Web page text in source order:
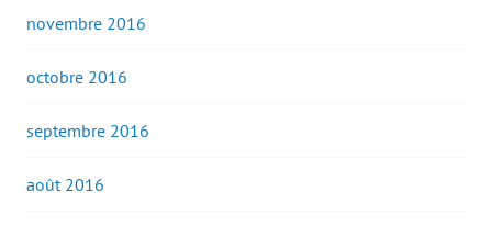
novembre 2016
octobre 2016
septembre 2016
août 2016